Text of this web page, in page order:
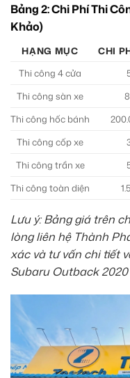
Bảng 2: Chi Phí Thi
Khảo)
HẠNG MỤC CHI
Thi công 4 cửa
Thi công sàn xe
Thi công hốc bánh
Thi công cốp xe
Thi công trần xe
Thi công toàn diện
Lưu ý: Bảng giá trên
lòng liên hệ Thành
xác và tư vấn chi tiết
Subaru Outback